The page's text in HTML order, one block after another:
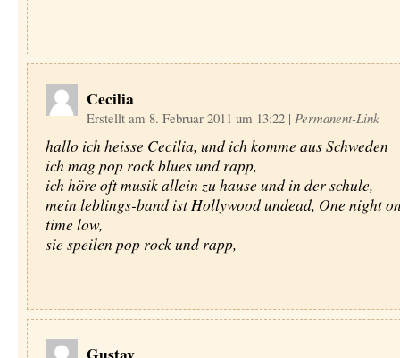
Cecilia
Erstellt am 8. Februar 2011 um 13:22 | Permanent-Link
hallo ich heisse Cecilia, und ich komme aus Schweden
ich mag pop rock blues und rapp,
ich höre oft musik allein zu hause und in der schule,
mein leblings-band ist Hollywood undead, One night
time low,
sie speilen pop rock und rapp,